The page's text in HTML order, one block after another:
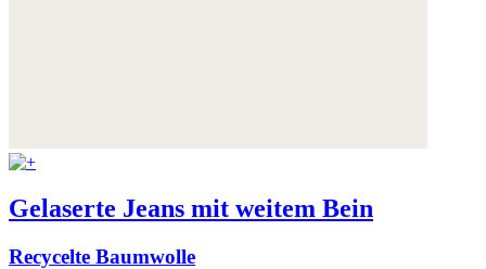
Gelaserte Jeans mit weitem Bein
Recycelte Baumwolle